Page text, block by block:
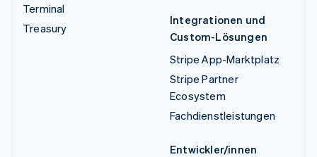
Terminal
Treasury
Integrationen und
Custom-Lösungen
Stripe App-Marktplatz
Stripe Partner
Ecosystem
Fachdienstleistungen
Entwickler/innen